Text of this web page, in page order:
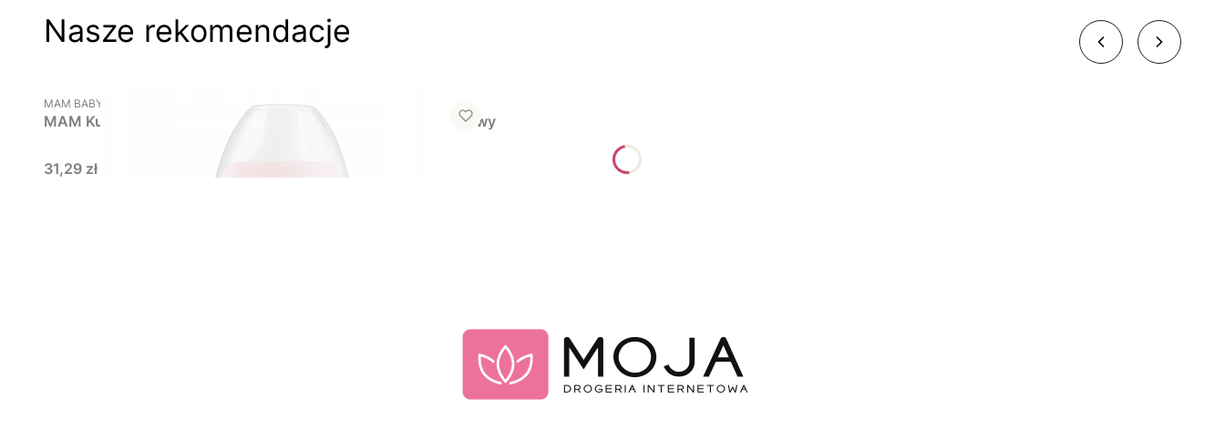
Nasze rekomendacje
PRODUCENT
MAM BABY
MAM Kubek niekapek 8+ Fun to Drink Cup 270 ml - kolor różowy
Cena
31,29 zł